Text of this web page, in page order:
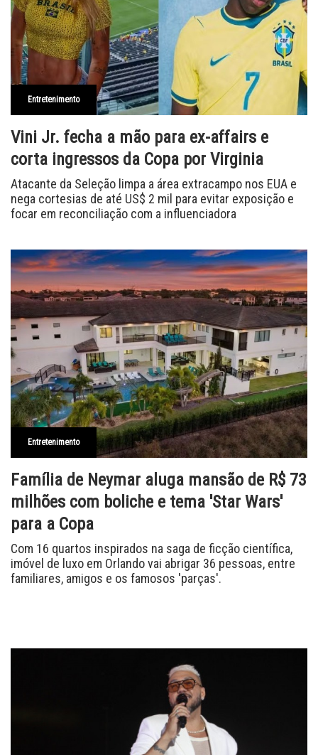
Entretenimento
Vini Jr. fecha a mão para ex-affairs e
corta ingressos da Copa por Virginia
Atacante da Seleção limpa a área extracampo nos EUA e
nega cortesias de até US$ 2 mil para evitar exposição e
focar em reconciliação com a influenciadora
Entretenimento
Família de Neymar aluga mansão de R$ 73
milhões com boliche e tema 'Star Wars'
para a Copa
Com 16 quartos inspirados na saga de ficção científica,
imóvel de luxo em Orlando vai abrigar 36 pessoas, entre
familiares, amigos e os famosos 'parças'.